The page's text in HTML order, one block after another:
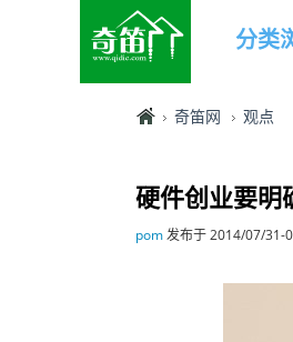
分类
奇笛网 观点
硬件创业要明
pom发布于 2014/07/31-